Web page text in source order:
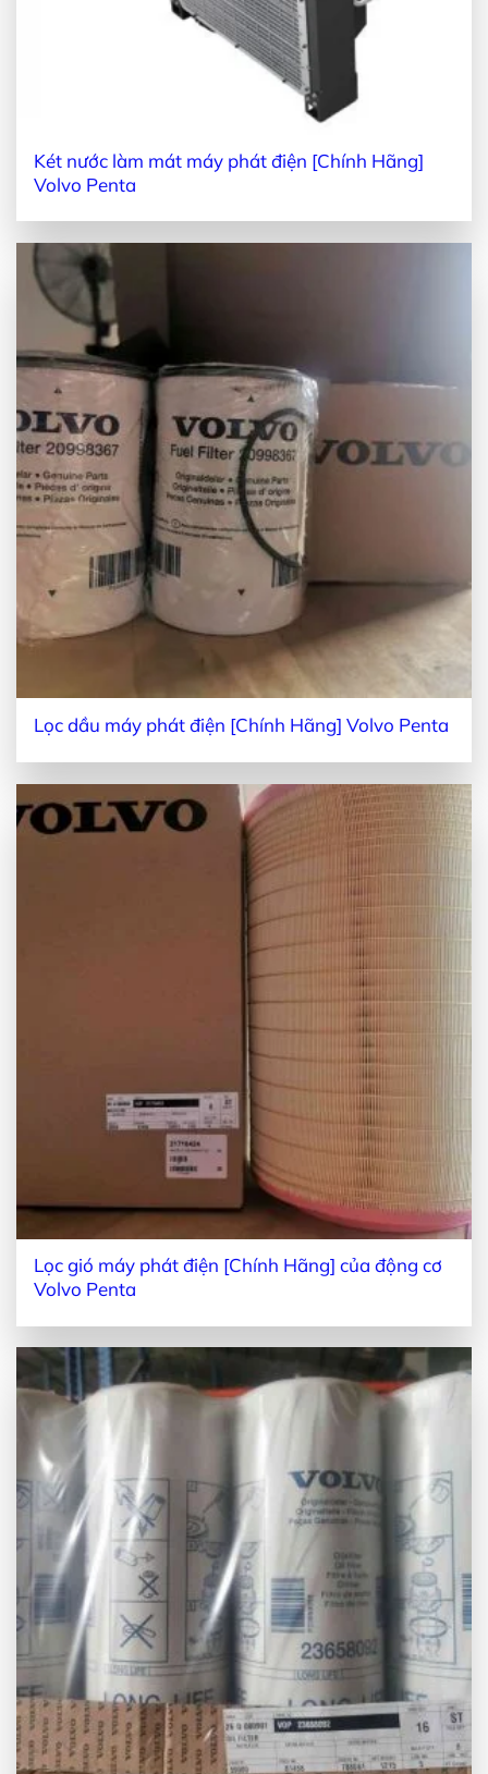
Két nước làm mát máy phát điện [Chính Hãng]
Volvo Penta
Lọc dầu máy phát điện [Chính Hãng] Volvo Penta
Lọc gió máy phát điện [Chính Hãng] của động cơ
Volvo Penta